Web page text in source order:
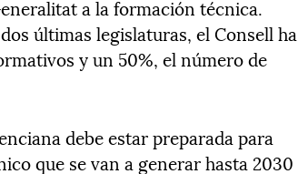
a la formación técnica.
últimas legislaturas, el Consell ha
y un 50%, el número de
debe estar preparada para
que se van a generar hasta 2030